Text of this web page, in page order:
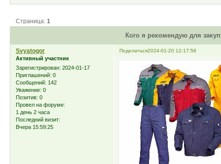
Кого я рекомендую для
Страница:1
Поделиться2024-01-20 12:17:58
Svyatogor
Активный участник
Зарегистрирован: 2024-01-17
Приглашений: 0
Сообщений: 142
Уважение: 0
Позитив: 0
Провел на форуме:
1 день 2 часа
Последний визит:
Вчера 15:59:25